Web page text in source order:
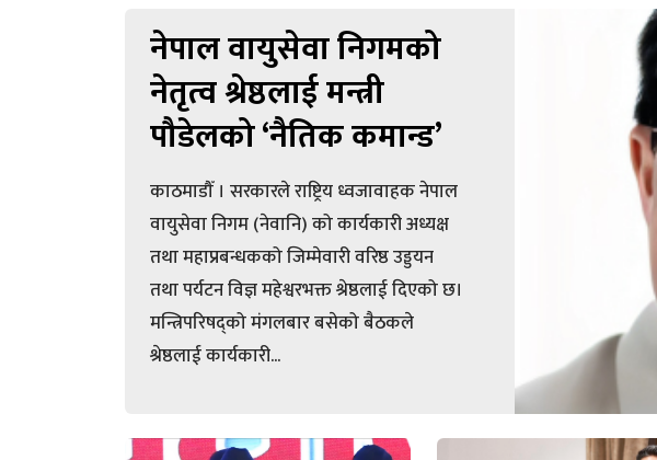
नेपाल वायुसेवा निगमको
नेतृत्व श्रेष्ठलाई मन्त्री
पौडेलको ‘नैतिक कमान्ड’
काठमाडौँ । सरकारले राष्ट्रिय ध्वजावाहक नेपाल
वायुसेवा निगम (नेवानि) को कार्यकारी अध्यक्ष
तथा महाप्रबन्धकको जिम्मेवारी वरिष्ठ उड्डयन
तथा पर्यटन विज्ञ महेश्वरभक्त श्रेष्ठलाई दिएको छ।
मन्त्रिपरिषद्को मंगलबार बसेको बैठकले
श्रेष्ठलाई कार्यकारी...